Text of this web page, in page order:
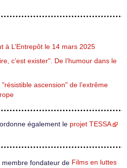
à L’Entrepôt le 14 mars 2025
c’est exister". De l’humour dans le
ascension" de l’extrême
également le projet TESSA
membre fondateur de Films en luttes